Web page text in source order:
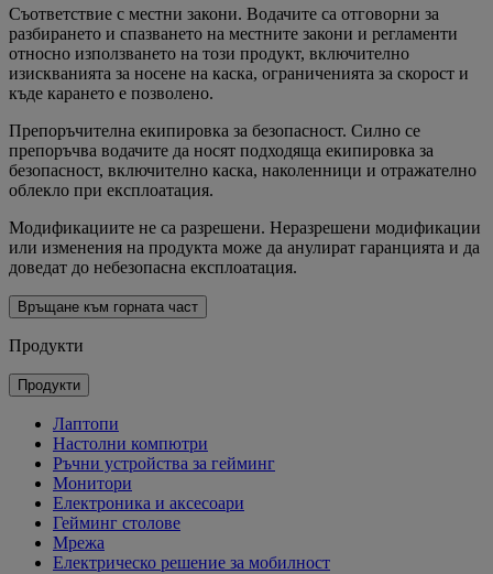
Съответствие с местни закони. Водачите са отговорни за
разбирането и спазването на местните закони и регламенти
относно използването на този продукт, включително
изискванията за носене на каска, ограниченията за скорост и
къде карането е позволено.
Препоръчителна екипировка за безопасност. Силно се
препоръчва водачите да носят подходяща екипировка за
безопасност, включително каска, наколенници и отражателно
облекло при експлоатация.
Модификациите не са разрешени. Неразрешени модификации
или изменения на продукта може да анулират гаранцията и да
доведат до небезопасна експлоатация.
Връщане към горната част
Продукти
Продукти
Лаптопи
Настолни компютри
Ръчни устройства за гейминг
Монитори
Електроника и аксесоари
Гейминг столове
Мрежа
Електрическо решение за мобилност